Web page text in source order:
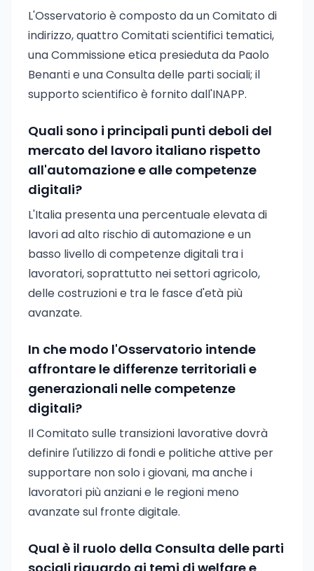
L'Osservatorio è composto da un Comitato di
indirizzo, quattro Comitati scientifici tematici,
una Commissione etica presieduta da Paolo
Benanti e una Consulta delle parti sociali; il
supporto scientifico è fornito dall'INAPP.
Quali sono i principali punti deboli del
mercato del lavoro italiano rispetto
all'automazione e alle competenze
digitali?
L'Italia presenta una percentuale elevata di
lavori ad alto rischio di automazione e un
basso livello di competenze digitali tra i
lavoratori, soprattutto nei settori agricolo,
delle costruzioni e tra le fasce d'età più
avanzate.
In che modo l'Osservatorio intende
affrontare le differenze territoriali e
generazionali nelle competenze
digitali?
Il Comitato sulle transizioni lavorative dovrà
definire l'utilizzo di fondi e politiche attive per
supportare non solo i giovani, ma anche i
lavoratori più anziani e le regioni meno
avanzate sul fronte digitale.
Qual è il ruolo della Consulta delle parti